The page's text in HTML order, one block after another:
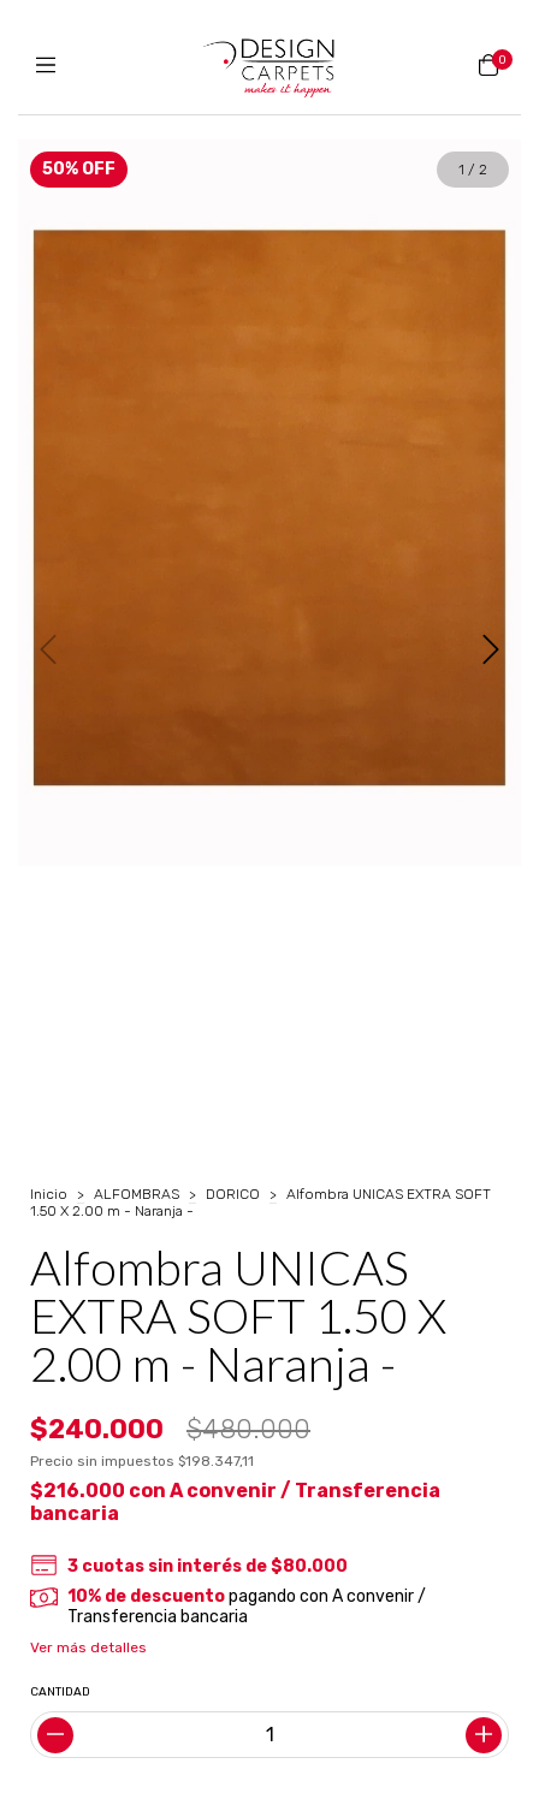
0
50% OFF 1 / 2
Inicio > ALFOMBRAS > DORICO > Alfombra UNICAS EXTRA SOFT
1.50 X 2.00 m - Naranja -
Alfombra UNICAS
EXTRA SOFT 1.50 X
2.00 m - Naranja -
$240.000 $480.000
Precio sin impuestos $198.347,11
$216.000 con A convenir / Transferencia
bancaria
3 cuotas sin interés de$80.000
10% de descuentopagando con A convenir /
Transferencia bancaria
Ver más detalles
CANTIDAD